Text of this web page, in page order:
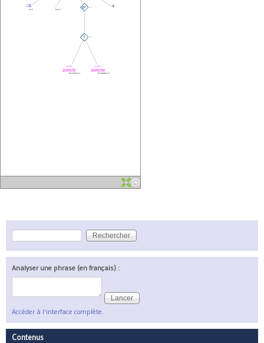
ε
<=>
ponctw
ExtraWPunct
<=>
poncts
ExtraSPunct
-
@* -
;
Punct
↓S
Foot
Formulaire de recherche
Rechercher
Analyser une phrase (en français) :
Accéder à l'interface complète.
Contenus